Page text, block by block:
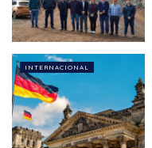
INTERNACIONAL